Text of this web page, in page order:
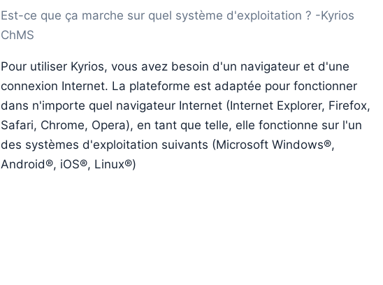
Est-ce que ça marche sur quel système d'exploitation ? -Kyrios
ChMS
Pour utiliser Kyrios, vous avez besoin d'un navigateur et d'une
connexion Internet. La plateforme est adaptée pour fonctionner
dans n'importe quel navigateur Internet (Internet Explorer, Firefox,
Safari, Chrome, Opera), en tant que telle, elle fonctionne sur l'un
des systèmes d'exploitation suivants (Microsoft Windows®,
Android®, iOS®, Linux®)